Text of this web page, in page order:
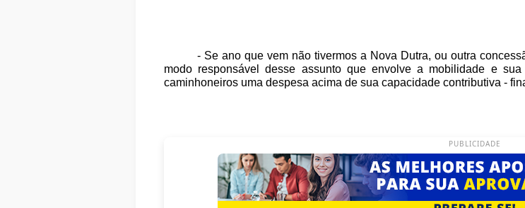
- Se ano que vem não tivermos a Nova Dutra, ou outra
modo responsável desse assunto que envolve a mobilidade e
caminhoneiros uma despesa acima de sua capacidade contributiva -
PUBLICIDADE